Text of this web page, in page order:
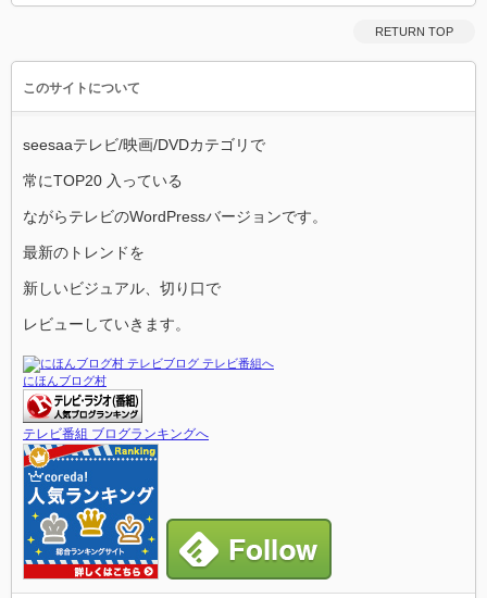
RETURN TOP
このサイトについて
seesaaテレビ/映画/DVDカテゴリで
常にTOP20 入っている
ながらテレビのWordPressバージョンです。
最新のトレンドを
新しいビジュアル、切り口で
レビューしていきます。
にほんブログ村
テレビ番組 ブログランキングへ